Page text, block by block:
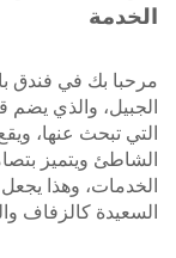
الخدمة
الجبيل، والذي يضم
التي تبحث عنها،
الشاطئ ويتميز
الخدمات، وهذا
السعيدة كالزفاف